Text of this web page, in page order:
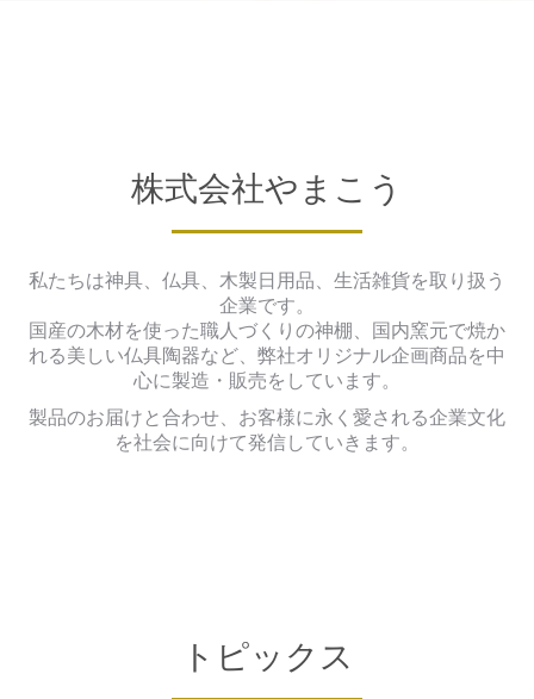
株式会社やまこう
私たちは神具、仏具、木製日用品、生活雑貨を取り扱う
企業です。
国産の木材を使った職人づくりの神棚、国内窯元で焼か
れる美しい仏具陶器など、弊社オリジナル企画商品を中
心に製造・販売をしています。
製品のお届けと合わせ、お客様に永く愛される企業文化
を社会に向けて発信していきます。
トピックス